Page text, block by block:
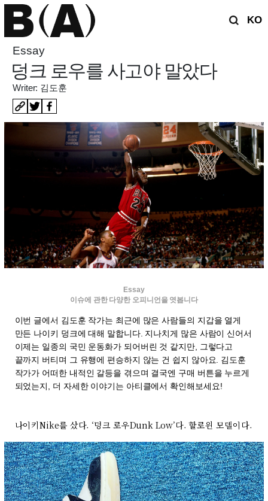
KO
Essay
덩크 로우를 사고야 말았다
Writer: 김도훈
Essay
이슈에 관한 다양한 오피니언을 엿봅니다
이번 글에서 김도훈 작가는 최근에 많은 사람들의 지갑을 열게
만든 나이키 덩크에 대해 말합니다. 지나치게 많은 사람이 신어서
이제는 일종의 국민 운동화가 되어버린 것 같지만, 그렇다고
끝까지 버티며 그 유행에 편승하지 않는 건 쉽지 않아요. 김도훈
작가가 어떠한 내적인 갈등을 겪으며 결국엔 구매 버튼을 누르게
되었는지, 더 자세한 이야기는 아티클에서 확인해보세요!
나이키Nike를 샀다. ‘덩크 로우Dunk Low’다. 할로윈 모델이다.